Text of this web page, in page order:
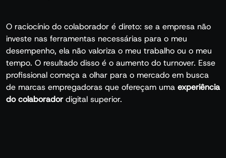
O raciocínio do colaborador é direto: se a empresa não
investe nas ferramentas necessárias para o meu
desempenho, ela não valoriza o meu trabalho ou o meu
tempo. O resultado disso é o aumento do turnover. Esse
profissional começa a olhar para o mercado em busca
de marcas empregadoras que ofereçam uma experiência
do colaboradordigital superior.